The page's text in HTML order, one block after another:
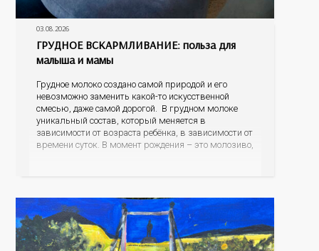
03.08.2026
ГРУДНОЕ ВСКАРМЛИВАНИЕ: польза для
малыша и мамы
Грудное молоко создано самой природой и его
невозможно заменить какой-то искусственной
смесью, даже самой дорогой. В грудном молоке
уникальный состав, который меняется в
зависимости от возраста ребёнка, в зависимости от
времени суток. В момент рождения – это молозиво,